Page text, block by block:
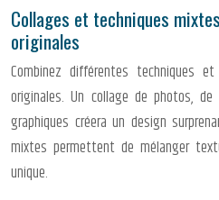
Collages et techniques
originales
Combinez différentes techniques
originales. Un collage de photos,
graphiques créera un design
mixtes permettent de mélanger
unique.